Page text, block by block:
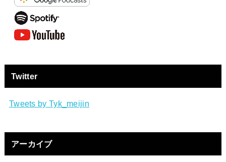
Twitter
Tweets by Tyk_meijin
アーカイブ